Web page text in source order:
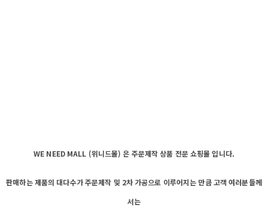
WE NEED MALL (위니드몰) 은 주문제작 상품 전문 쇼핑몰 입니다.
판매하는 제품의 대다수가 주문제작 및 2차 가공으로 이루어지는 만큼 고객 여러분들께
서는